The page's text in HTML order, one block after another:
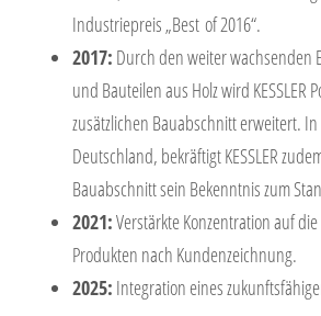
Industriepreis „Best of 2016“.
2017: Durch den weiter wachsenden
und Bauteilen aus Holz wird KESSLER
zusätzlichen Bauabschnitt erweitert.
Deutschland, bekräftigt KESSLER
Bauabschnitt sein Bekenntnis zum
2021:Verstärkte Konzentration auf
Produkten nach Kundenzeichnung.
2025: Integration eines